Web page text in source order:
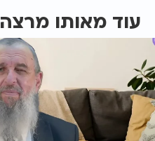
עוד מאותו מרצה